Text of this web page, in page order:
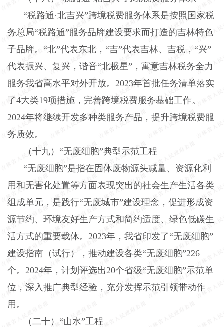
“税路通·北吉兴”跨境税费服务体系是按照国家税
务总局“税路通”服务品牌建设要求而打造的吉林特色
子品牌。“北”代表东北，“吉”代表吉林、吉税，“兴”
代表振兴、复兴，谐音“北极星”，寓意吉林税务全力
服务我省高水平对外开放。 2023年首批任务清单落实
了4大类19项措施，完善跨境税费服务基础工作。
2024年将继续开发多种类服务产品，提升跨境税费服
务质效。
（十九）“无废细胞”典型示范工程
“无废细胞”是指在固体废物源头减量、资源化利
用和无害化处置等方面表现突出的社会生产生活各类
组成单元，是践行“无废城市”建设理念，促进形成资
源节约、环境友好生产方式和简约适度、绿色低碳生
活方式的重要载体。 2023年，我省印发了“无废细胞”
建设指南（试行），推动建设各类“无废细胞”226
个。 2024年，计划评选出20个省级“无废细胞”示范单
位，深入推广典型经验，充分发挥示范引领带动作
用。
（二十）“山水”工程